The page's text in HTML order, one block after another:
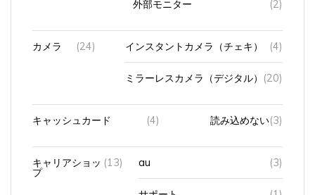
(24) インスタントカメラ（チェキ） (4)
ミラーレスカメラ（デジタル） (20)
キャッシュカード (4) 読み込めない (3)
キャリアショッ
プ
(13) (3)
サポート (1)